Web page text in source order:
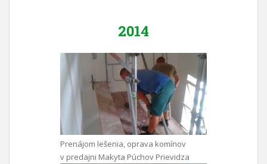
2014
Prenájom lešenia, oprava komínov
v predajni Makyta Púchov Prievidza